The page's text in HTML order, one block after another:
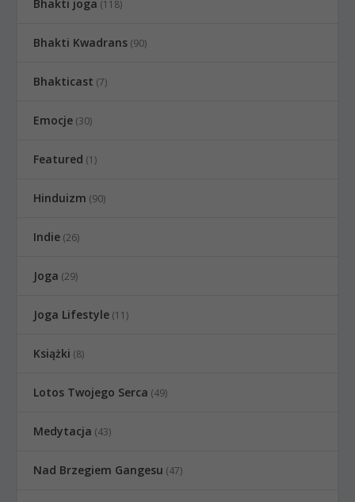
Bhakti joga (118)
Bhakti Kwadrans (90)
Bhakticast (7)
Emocje (30)
Featured (1)
Hinduizm (90)
Indie (26)
Joga (29)
Joga Lifestyle (11)
Książki (8)
Lotos Twojego Serca (49)
Medytacja (43)
Nad Brzegiem Gangesu (47)